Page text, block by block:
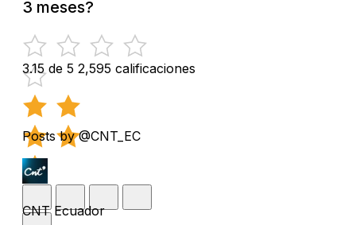
3 meses?
3.15 de 5 2,595 calificaciones
Posts by @CNT_EC
CNT Ecuador